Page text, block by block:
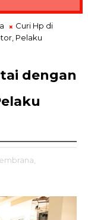
Curi Hp di
Pelaku
dengan